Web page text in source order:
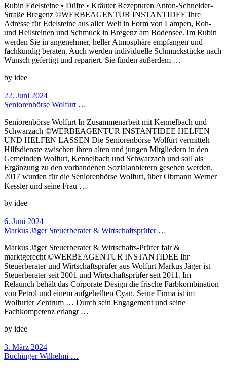
Rubin Edelsteine • Düfte • Kräuter Rezepturen Anton-Schneider-
Straße Bregenz ©WERBEAGENTUR INSTANTIDEE Ihre
Adresse für Edelsteine aus aller Welt in Form von Lampen, Roh-
und Heilsteinen und Schmuck in Bregenz am Bodensee. Im Rubin
werden Sie in angenehmer, heller Atmosphäre empfangen und
fachkundig beraten. Auch werden individuelle Schmuckstücke nach
Wunsch gefertigt und repariert. Sie finden außerdem …
by idee
22. Juni 2024
Seniorenbörse Wolfurt …
Seniorenbörse Wolfurt In Zusammenarbeit mit Kennelbach und
Schwarzach ©WERBEAGENTUR INSTANTIDEE HELFEN
UND HELFEN LASSEN Die Seniorenbörse Wolfurt vermittelt
Hilfsdienste zwischen ihren alten und jungen Mitgliedern in den
Gemeinden Wolfurt, Kennelbach und Schwarzach und soll als
Ergänzung zu den vorhandenen Sozialanbietern gesehen werden.
2017 wurden für die Seniorenbörse Wolfurt, über Obmann Werner
Kessler und seine Frau …
by idee
6. Juni 2024
Markus Jäger Steuerberater & Wirtschaftsprüfer …
Markus Jäger Steuerberater & Wirtschafts-Prüfer fair &
marktgerecht ©WERBEAGENTUR INSTANTIDEE Ihr
Steuerberater und Wirtschaftsprüfer aus Wolfurt Markus Jäger ist
Steuerberater seit 2001 und Wirtschaftsprüfer seit 2011. Im
Relaunch behält das Corporate Design die frische Farbkombination
von Petrol und einem aufgehellten Cyan. Seine Firma ist im
Wolfurter Zentrum … Durch sein Engagement und seine
Fachkompetenz erlangt …
by idee
3. März 2024
Buchinger Wilhelmi …